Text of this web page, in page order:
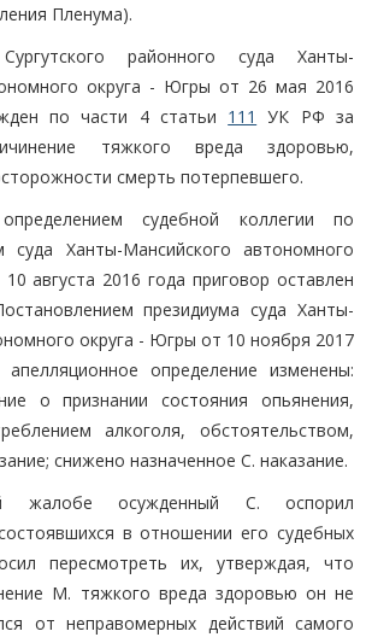
Пленума).
районного суда Ханты-
округа - Югры от 26 мая 2016
по части 4 статьи 111
УК РФ за
тяжкого вреда здоровью,
смерть потерпевшего.
судебной коллегии по
суда Ханты-Мансийского автономного
августа 2016 года приговор оставлен
президиума суда Ханты-
округа - Югры от 10 ноября 2017
определение изменены:
о признании состояния опьянения,
алкоголя, обстоятельством,
снижено назначенное С. наказание.
жалобе осужденный С. оспорил
в отношении его судебных
пересмотреть их, утверждая, что
М. тяжкого вреда здоровью он не
от неправомерных действий самого